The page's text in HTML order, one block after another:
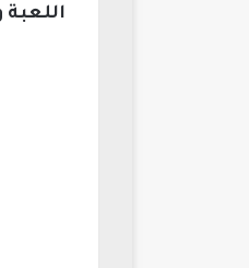
اللعبة